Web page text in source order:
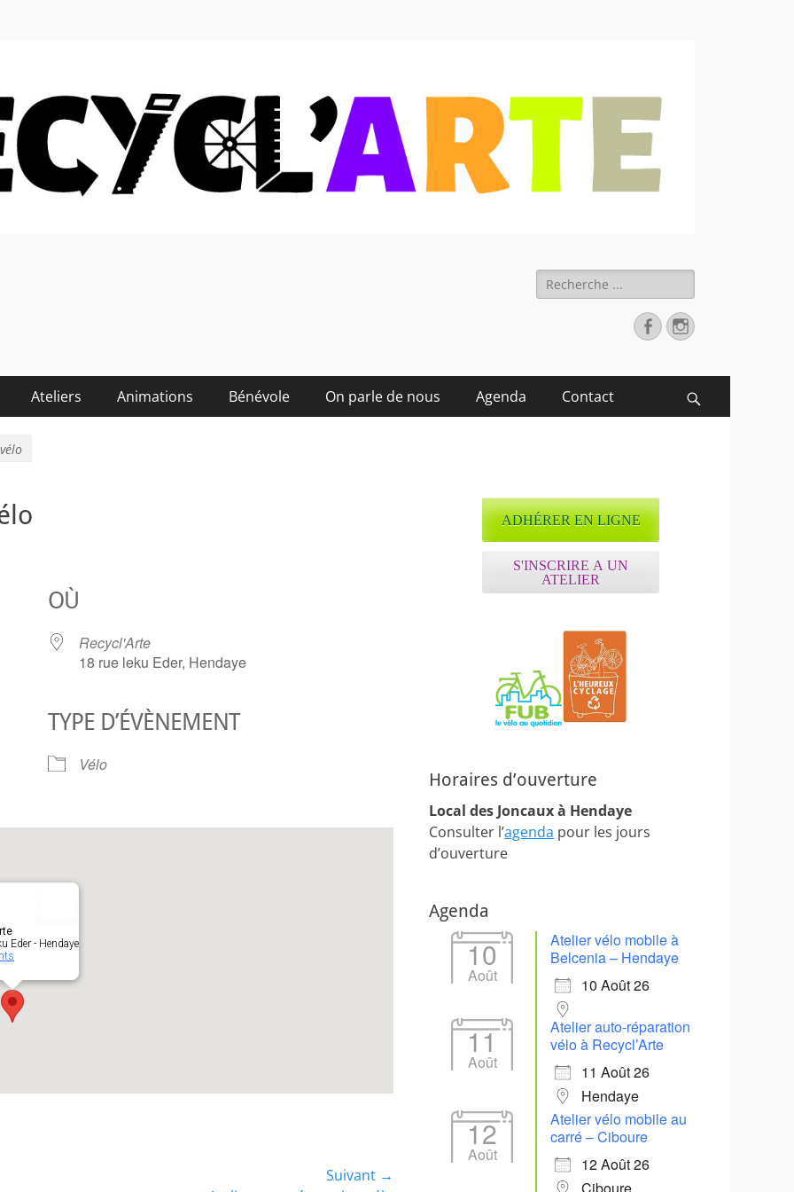
Rechercher :
FacebookInstagram
Ateliers Animations Bénévole On parle de nous Agenda Contact
Google
OÙ
Recycl'Arte
18 rue leku Eder, Hendaye
TYPE D’ÉVÈNEMENT
Vélo
Eder - Hendaye
Suivant →
ADHÉRER EN LIGNE
S'INSCRIRE A UN
ATELIER
Horaires d’ouverture
Local des Joncaux à Hendaye
Consulter l’agenda pour les jours
d’ouverture
Agenda
10
Août
Atelier vélo mobile à
Belcenia – Hendaye
10 Août 26
11
Août
Atelier auto-réparation
vélo à Recycl’Arte
11 Août 26
Hendaye
12
Août
Atelier vélo mobile au
carré – Ciboure
12 Août 26